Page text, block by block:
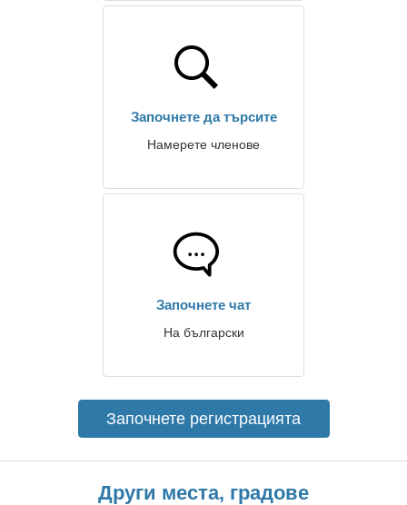
Започнете да търсите
Намерете членове
Започнете чат
На български
Започнете регистрацията
Други места, градове